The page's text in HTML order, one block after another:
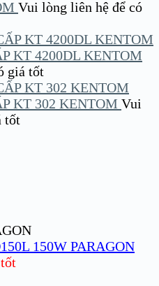
Vui lòng liên hệ để có
KT 4200DL KENTOM
giá tốt
KT 302 KENTOM Vui
tốt
150W PARAGON